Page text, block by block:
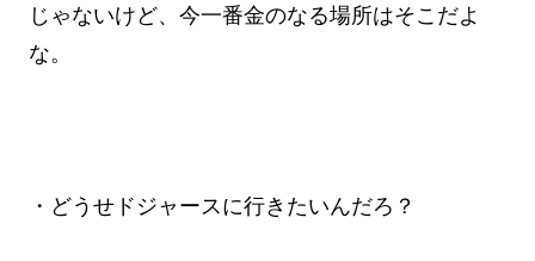
じゃないけど、今一番金のなる場所はそこだよ
な。
・どうせドジャースに行きたいんだろ？